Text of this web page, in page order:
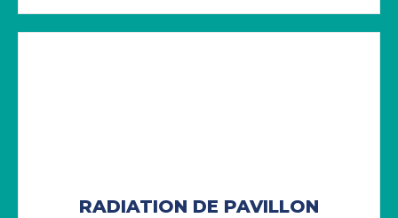
RADIATION DE PAVILLON